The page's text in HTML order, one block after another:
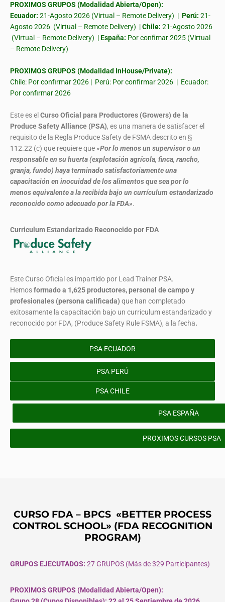
PROXIMOS GRUPOS (Modalidad Abierta/Open):
Ecuador: 21-Agosto 2026 (Virtual – Remote Delivery) | Perú: 21-
Agosto 2026 (Virtual – Remote Delivery) |Chile: 21-Agosto 2026
(Virtual – Remote Delivery) |España: Por confimar 2025 (Virtual
– Remote Delivery)
PROXIMOS GRUPOS (Modalidad InHouse/Private):
Chile: Por confirmar 2026 | Perú: Por confirmar 2026 | Ecuador:
Por confirmar 2026
Este es el Curso Oficial para Productores (Growers) de la
Produce Safety Alliance (PSA), es una manera de satisfacer el
requisito de la Regla Produce Safety de FSMA descrito en §
112.22 (c) que requiere que«Por lo menos un supervisor o un
responsable en su huerta (explotación agrícola, finca, rancho,
granja, fundo) haya terminado satisfactoriamente una
capacitación en inocuidad de los alimentos que sea por lo
menos equivalente a la recibida bajo un currículum estandarizado
reconocido como adecuado por la FDA».
Curriculum Estandarizado Reconocido por FDA
Este Curso Oficial es impartido por Lead Trainer PSA.
Hemosformadoa 1,625 productores, personal de campo y
profesionales (persona calificada) que han completado
exitosamente la capacitación bajo un curriculum estandarizado y
reconocido por FDA, (Produce Safety Rule FSMA), a la fecha.
PSA ECUADOR
PSA PERÚ
PSA CHILE
PSA ESPAÑA
PROXIMOS CURSOS PSA
CURSO FDA – BPCS «BETTER PROCESS
CONTROL SCHOOL» (FDA RECOGNITION
PROGRAM)
GRUPOS EJECUTADOS: 27 GRUPOS (Más de 329 Participantes)
PROXIMOS GRUPOS (Modalidad Abierta/Open):